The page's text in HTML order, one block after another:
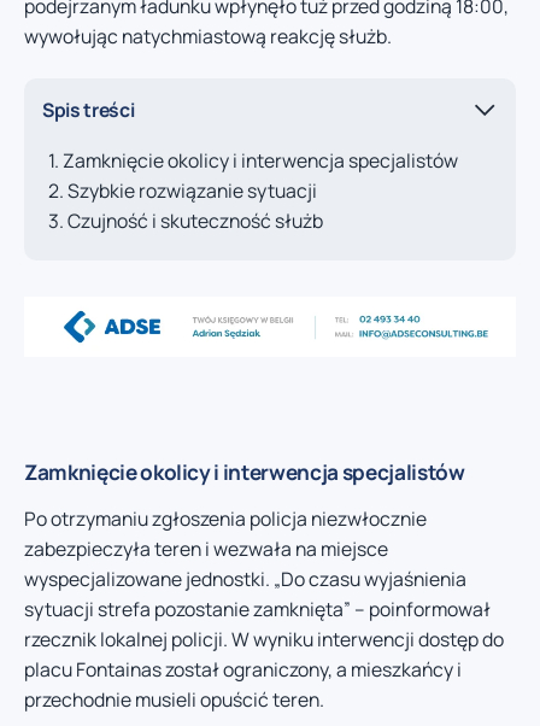
podejrzanym ładunku wpłynęło tuż przed godziną 18:00,
wywołując natychmiastową reakcję służb.
Spis treści
Zamknięcie okolicy i interwencja specjalistów
Szybkie rozwiązanie sytuacji
Czujność i skuteczność służb
Zamknięcie okolicy i interwencja specjalistów
Po otrzymaniu zgłoszenia policja niezwłocznie
zabezpieczyła teren i wezwała na miejsce
wyspecjalizowane jednostki. „Do czasu wyjaśnienia
sytuacji strefa pozostanie zamknięta” – poinformował
rzecznik lokalnej policji. W wyniku interwencji dostęp do
placu Fontainas został ograniczony, a mieszkańcy i
przechodnie musieli opuścić teren.